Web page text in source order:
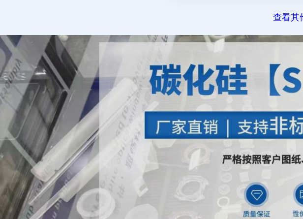
查看其